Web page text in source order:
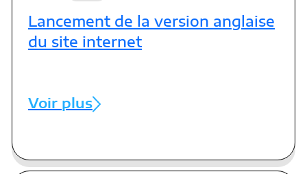
Lancement de la version anglaise
du site internet
Voir plus